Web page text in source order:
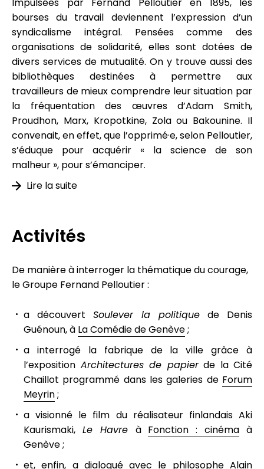
bourses du travail deviennent l’expression d’un
syndicalisme intégral. Pensées comme des
organisations de solidarité, elles sont dotées de
divers services de mutualité. On y trouve aussi des
bibliothèques destinées à permettre aux
travailleurs de mieux comprendre leur situation par
la fréquentation des œuvres d’Adam Smith,
Proudhon, Marx, Kropotkine, Zola ou Bakounine. Il
convenait, en effet, que l’opprimé·e, selon Pelloutier,
s’éduque pour acquérir « la science de son
malheur », pour s’émanciper.
Lire la suite
Activités
De manière à interroger la thématique du courage,
le Groupe Fernand Pelloutier :
a découvert Soulever la politique de Denis
Guénoun, à La Comédie de Genève;
a interrogé la fabrique de la ville grâce à
l’exposition Architectures de papierde la Cité
Chaillot programmé dans les galeries de Forum
Meyrin;
a visionné le film du réalisateur finlandais Aki
Kaurismaki, Le Havre à Fonction : cinéma à
Genève ;
et, enfin, a dialogué avec le philosophe Alain